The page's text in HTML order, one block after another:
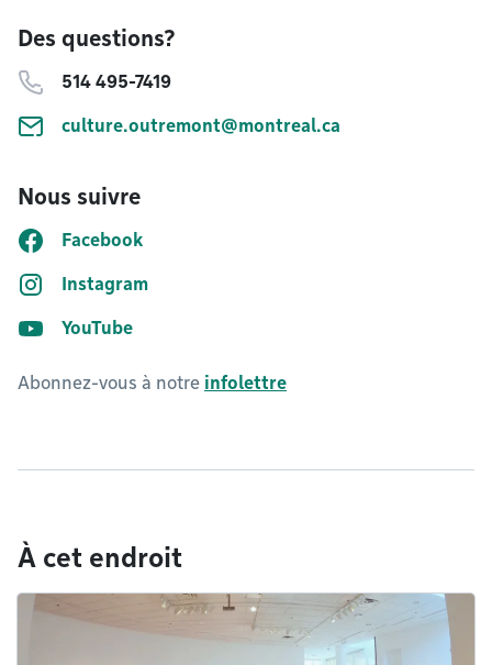
Des questions?
514 495-7419
culture.outremont@montreal.ca
Nous suivre
Facebook
Instagram
YouTube
Abonnez-vous à notre infolettre
À cet endroit